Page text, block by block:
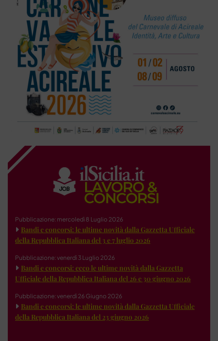
Pubblicazione: mercoledì 8 Luglio 2026
Bandi e concorsi: le ultime novità dalla Gazzetta Ufficiale
della Repubblica Italiana del 3 e 7 luglio 2026
Pubblicazione: venerdì 3 Luglio 2026
Bandi e concorsi: ecco le ultime novità dalla Gazzetta
Ufficiale della Repubblica Italiana del 26 e 30 giugno 2026
Pubblicazione: venerdì 26 Giugno 2026
Bandi e concorsi: le ultime novità dalla Gazzetta Ufficiale
della Repubblica Italiana del 23 giugno 2026